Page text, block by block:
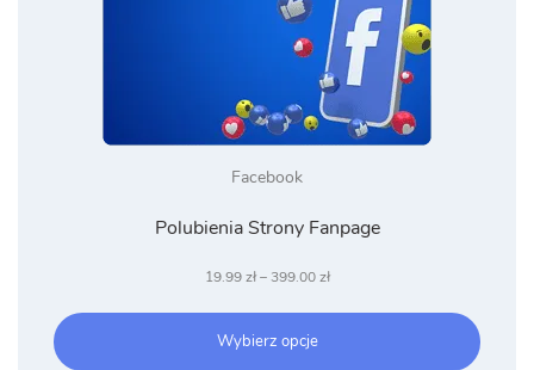
Facebook
Polubienia Strony Fanpage
19.99zł – 399.00złZakres
od
Wybierz opcje